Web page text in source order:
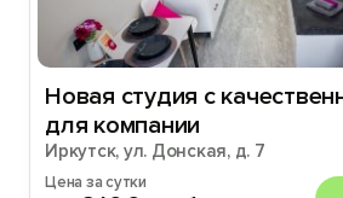
Новая студия с
для компании
Иркутск, ул. Донская, д. 7
Цена за сутки